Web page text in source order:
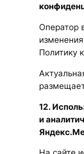
Оператор
Политику
12.
и